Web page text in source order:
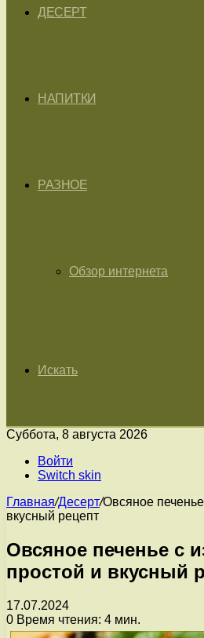
ДЕСЕРТ
НАПИТКИ
РАЗНОЕ
Обзор интернета
Искать
Суббота, 8 августа 2026
Войти
Switch skin
Главная/Десерт/Овсяное
вкусный рецепт
Овсяное печенье с
простой и вкусный
17.07.2024
0 Время чтения: 4 мин.